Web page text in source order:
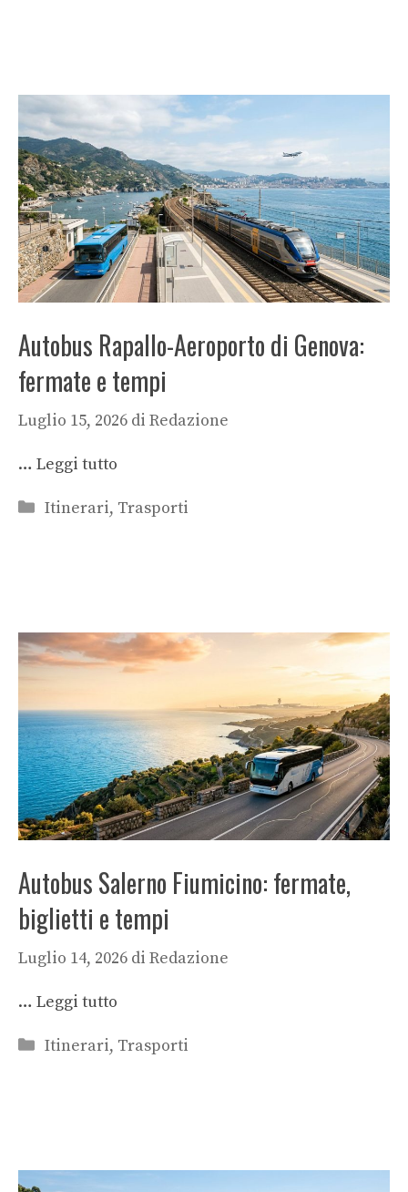
Autobus Rapallo-Aeroporto di Genova:
fermate e tempi
Luglio 15, 2026 di Redazione
… Leggi tutto
Categorie
Itinerari, Trasporti
Autobus Salerno Fiumicino: fermate,
biglietti e tempi
Luglio 14, 2026 di Redazione
… Leggi tutto
Categorie
Itinerari, Trasporti